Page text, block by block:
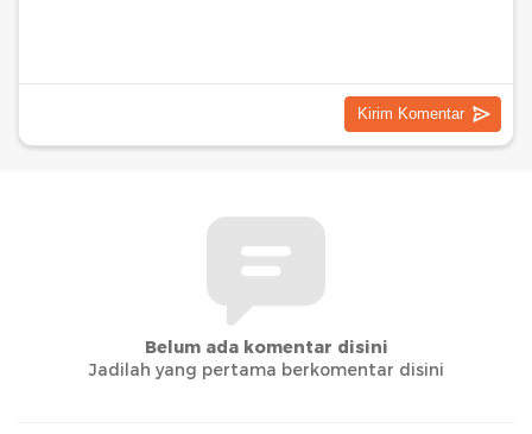
Belum ada komentar disini
Jadilah yang pertama berkomentar disini